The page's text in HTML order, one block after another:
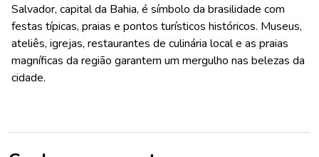
Salvador, capital da Bahia, é símbolo da brasilidade com
festas típicas, praias e pontos turísticos históricos. Museus,
ateliês, igrejas, restaurantes de culinária local e as praias
magníficas da região garantem um mergulho nas belezas da
cidade.